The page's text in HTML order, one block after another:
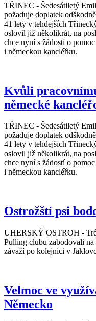
TŘINEC - Šedesátiletý
požaduje doplatek
41 lety v tehdejších
oslovil již několikrát, na
chce nyní s žádostí o
i německou kancléřku.
Kvůli
německé
TŘINEC - Šedesátiletý
požaduje doplatek
41 lety v tehdejších
oslovil již několikrát, na
chce nyní s žádostí o
i německou kancléřku.
Ostrožští psi
UHERSKÝ OSTROH -
Pulling clubu zabodovali
závaží po kolejnici v
Velmoc ve
Německo